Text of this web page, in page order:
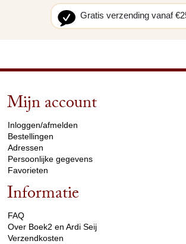
Gratis verzending vanaf
Mijn account
Inloggen/afmelden
Bestellingen
Adressen
Persoonlijke gegevens
Favorieten
Informatie
FAQ
Over Boek2 en Ardi Seij
Verzendkosten